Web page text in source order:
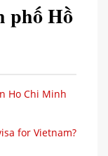
phố Hồ
Ho Chi Minh
for Vietnam?